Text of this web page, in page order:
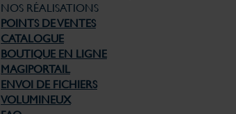
NOS RÉALISATIONS
POINTS DE VENTES
CATALOGUE
BOUTIQUE EN LIGNE
MAGIPORTAIL
ENVOI DE FICHIERS
VOLUMINEUX